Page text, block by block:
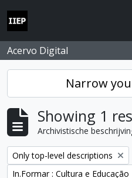
Skip to main content
Acervo Digital
Narrow
Showing 1
Archivistische
Remove filter:
Only top-level descriptions
Remove filter:
In.Formar : Cultura e